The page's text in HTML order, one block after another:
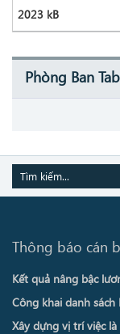
2023 kB
Phòng Ban Tab
Thông báo cán
Kết quả nâng bậc
Công khai danh sách
Xây dựng vị trí việc là